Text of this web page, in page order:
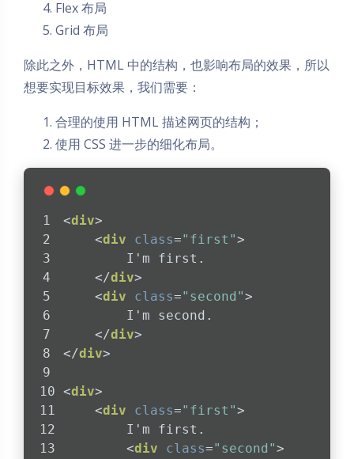
Flex 布局
Grid 布局
除此之外，HTML 中的结构，也影响布局的效果，所以
想要实现目标效果，我们需要：
合理的使用 HTML 描述网页的结构；
使用 CSS 进一步的细化布局。
<div>
<div class="first">
        I'm first.
</div>
<div class="second">
        I'm second.
</div>
</div>
<div>
<div class="first">
        I'm first.
<div class="second">